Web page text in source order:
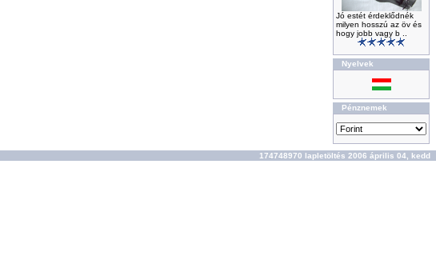
Jó estét érdeklődnék
milyen hosszú az öv és
hogy jobb vagy b ..
Nyelvek
Pénznemek
174748970 lapletöltés 2006 április 04, kedd